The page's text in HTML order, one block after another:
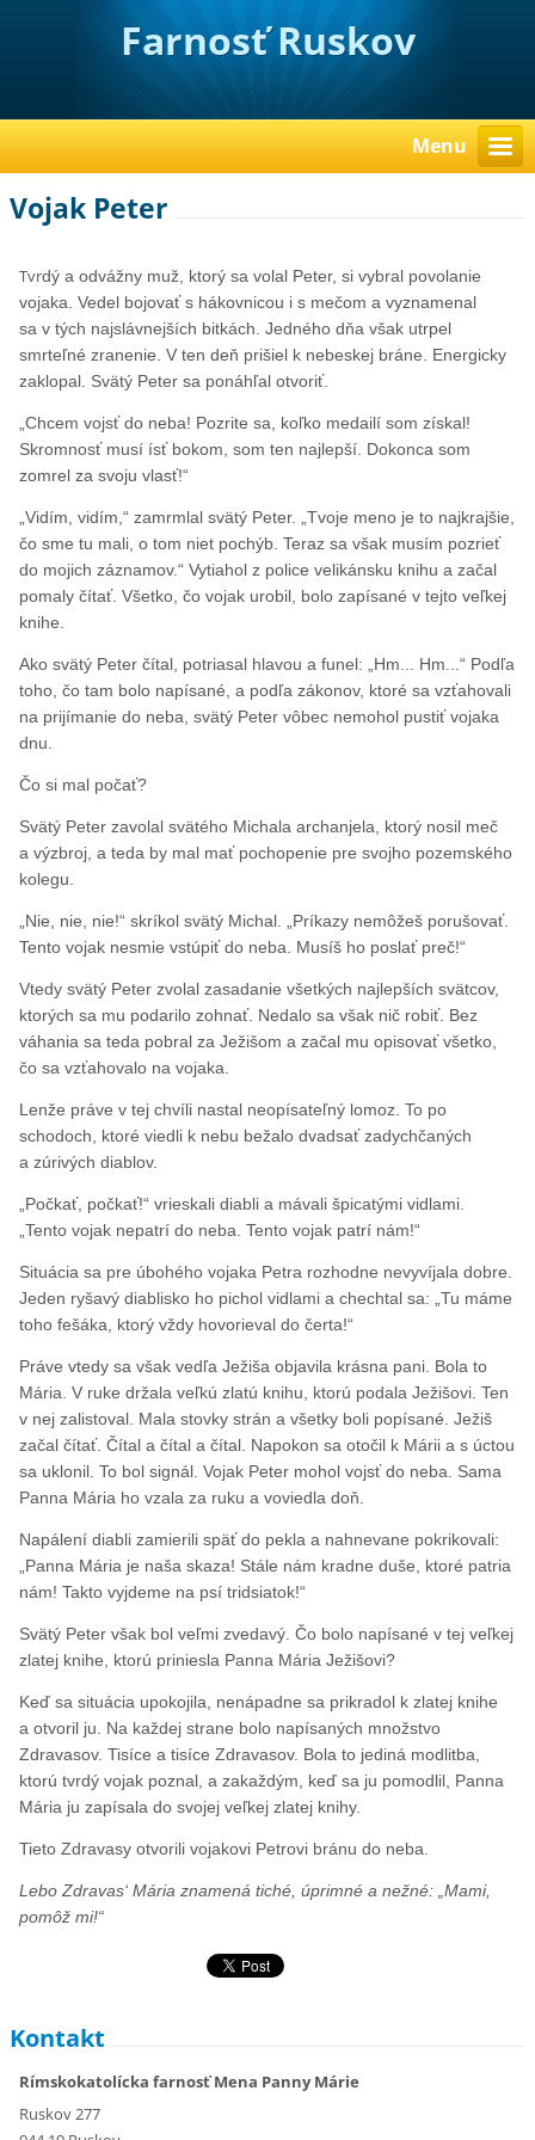
Farnosť Ruskov
Menu
Vojak Peter
Tvrdý a odvážny muž, ktorý sa volal Peter, si vybral povolanie
vojaka. Vedel bojovať s hákovnicou i s mečom a vyznamenal
sa v tých najslávnejších bitkách. Jedného dňa však utrpel
smrteľné zranenie. V ten deň prišiel k nebeskej bráne. Energicky
zaklopal. Svätý Peter sa ponáhľal otvoriť.
„Chcem vojsť do neba! Pozrite sa, koľko medailí som získal!
Skromnosť musí ísť bokom, som ten najlepší. Dokonca som
zomrel za svoju vlasť!“
„Vidím, vidím,“ zamrmlal svätý Peter. „Tvoje meno je to najkrajšie,
čo sme tu mali, o tom niet pochýb. Teraz sa však musím pozrieť
do mojich záznamov.“ Vytiahol z police velikánsku knihu a začal
pomaly čítať. Všetko, čo vojak urobil, bolo zapísané v tejto veľkej
knihe.
Ako svätý Peter čítal, potriasal hlavou a funel: „Hm... Hm...“ Podľa
toho, čo tam bolo napísané, a podľa zákonov, ktoré sa vzťahovali
na prijímanie do neba, svätý Peter vôbec nemohol pustiť vojaka
dnu.
Čo si mal počať?
Svätý Peter zavolal svätého Michala archanjela, ktorý nosil meč
a výzbroj, a teda by mal mať pochopenie pre svojho pozemského
kolegu.
„Nie, nie, nie!“ skríkol svätý Michal. „Príkazy nemôžeš porušovať.
Tento vojak nesmie vstúpiť do neba. Musíš ho poslať preč!“
Vtedy svätý Peter zvolal zasadanie všetkých najlepších svätcov,
ktorých sa mu podarilo zohnať. Nedalo sa však nič robiť. Bez
váhania sa teda pobral za Ježišom a začal mu opisovať všetko,
čo sa vzťahovalo na vojaka.
Lenže práve v tej chvíli nastal neopísateľný lomoz. To po
schodoch, ktoré viedli k nebu bežalo dvadsať zadychčaných
a zúrivých diablov.
„Počkať, počkať!“ vrieskali diabli a mávali špicatými vidlami.
„Tento vojak nepatrí do neba. Tento vojak patrí nám!“
Situácia sa pre úbohého vojaka Petra rozhodne nevyvíjala dobre.
Jeden ryšavý diablisko ho pichol vidlami a chechtal sa: „Tu máme
toho fešáka, ktorý vždy hovorieval do čerta!“
Práve vtedy sa však vedľa Ježiša objavila krásna pani. Bola to
Mária. V ruke držala veľkú zlatú knihu, ktorú podala Ježišovi. Ten
v nej zalistoval. Mala stovky strán a všetky boli popísané. Ježiš
začal čítať. Čítal a čítal a čítal. Napokon sa otočil k Márii a s úctou
sa uklonil. To bol signál. Vojak Peter mohol vojsť do neba. Sama
Panna Mária ho vzala za ruku a voviedla doň.
Napálení diabli zamierili späť do pekla a nahnevane pokrikovali:
„Panna Mária je naša skaza! Stále nám kradne duše, ktoré patria
nám! Takto vyjdeme na psí tridsiatok!“
Svätý Peter však bol veľmi zvedavý. Čo bolo napísané v tej veľkej
zlatej knihe, ktorú priniesla Panna Mária Ježišovi?
Keď sa situácia upokojila, nenápadne sa prikradol k zlatej knihe
a otvoril ju. Na každej strane bolo napísaných množstvo
Zdravasov. Tisíce a tisíce Zdravasov. Bola to jediná modlitba,
ktorú tvrdý vojak poznal, a zakaždým, keď sa ju pomodlil, Panna
Mária ju zapísala do svojej veľkej zlatej knihy.
Tieto Zdravasy otvorili vojakovi Petrovi bránu do neba.
Lebo Zdravas‘ Mária znamená tiché, úprimné a nežné: „Mami,
pomôž mi!“
Kontakt
Rímskokatolícka farnosť Mena Panny Márie
Ruskov 277